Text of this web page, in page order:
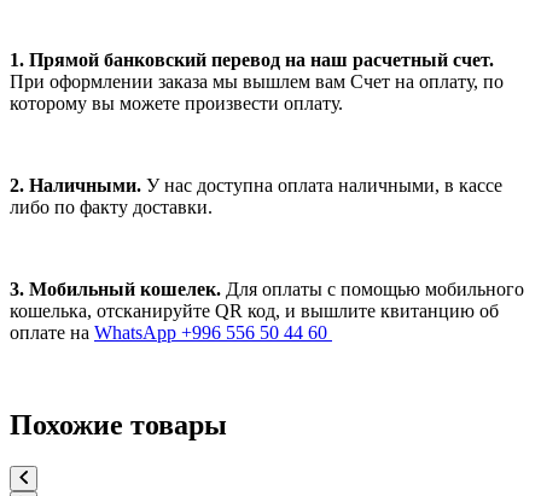
1. Прямой банковский перевод на наш расчетный счет.
При оформлении заказа мы вышлем вам Счет на оплату, по
которому вы можете произвести оплату.
2. Наличными. У нас доступна оплата наличными, в кассе
либо по факту доставки.
3. Мобильный кошелек. Для оплаты с помощью мобильного
кошелька, отсканируйте QR код, и вышлите квитанцию об
оплате на WhatsApp +996 556 50 44 60
Похожие товары